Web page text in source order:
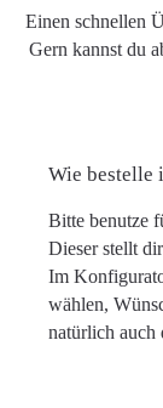
Einen schnellen
Gern kannst du
Wie bestelle
Bitte benutze
Dieser stellt
Im
wählen,
natürlich auch